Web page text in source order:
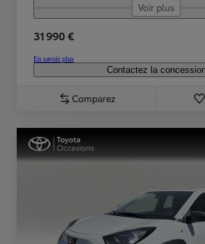
Voir plus
31 990 €
En savoir plus
Contactez la
Comparez